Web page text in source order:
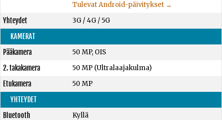
Tulevat Android-päivitykset →
Yhteydet
3G / 4G / 5G
KAMERAT
Pääkamera
50 MP, OIS
2. takakamera
50 MP (Ultralaajakulma)
Etukamera
50 MP
YHTEYDET
Bluetooth
Kyllä